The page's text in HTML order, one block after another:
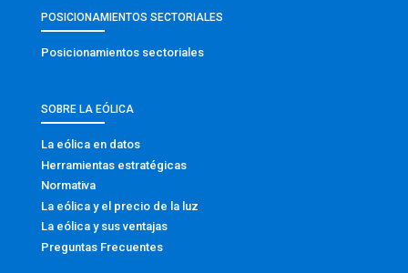
POSICIONAMIENTOS SECTORIALES
Posicionamientos sectoriales
SOBRE LA EÓLICA
La eólica en datos
Herramientas estratégicas
Normativa
La eólica y el precio de la luz
La eólica y sus ventajas
Preguntas Frecuentes